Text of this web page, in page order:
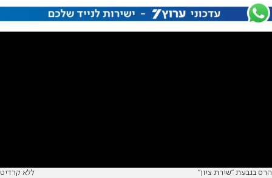
הרס בגבעת "שירת ציון" ללא קרדיט